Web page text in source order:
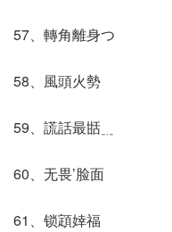
57、轉角離身つ
58、風頭火勢
59、謊話最甛﹎
60、无畏’脸面
61、锁顁婞福